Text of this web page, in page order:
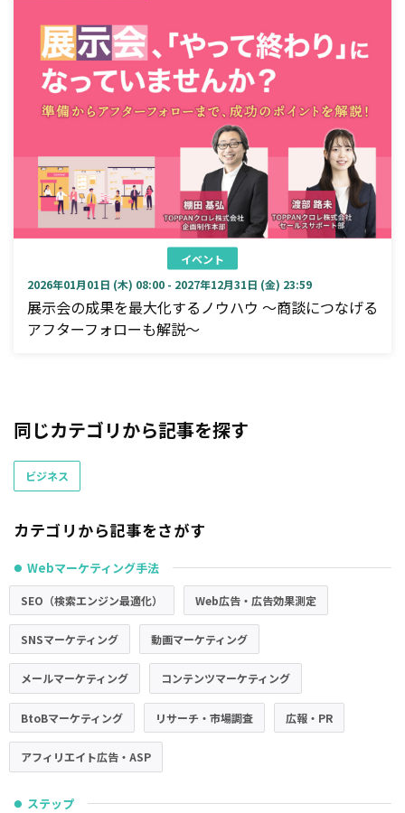
イベント
2026年01月01日 (木) 08:00 - 2027年12月31日 (金) 23:59
展示会の成果を最大化するノウハウ ～商談につなげる
アフターフォローも解説～
同じカテゴリから記事を探す
ビジネス
カテゴリから記事をさがす
● Webマーケティング手法
SEO（検索エンジン最適化） Web広告・広告効果測定
SNSマーケティング 動画マーケティング
メールマーケティング コンテンツマーケティング
BtoBマーケティング リサーチ・市場調査 広報・PR
アフィリエイト広告・ASP
● ステップ